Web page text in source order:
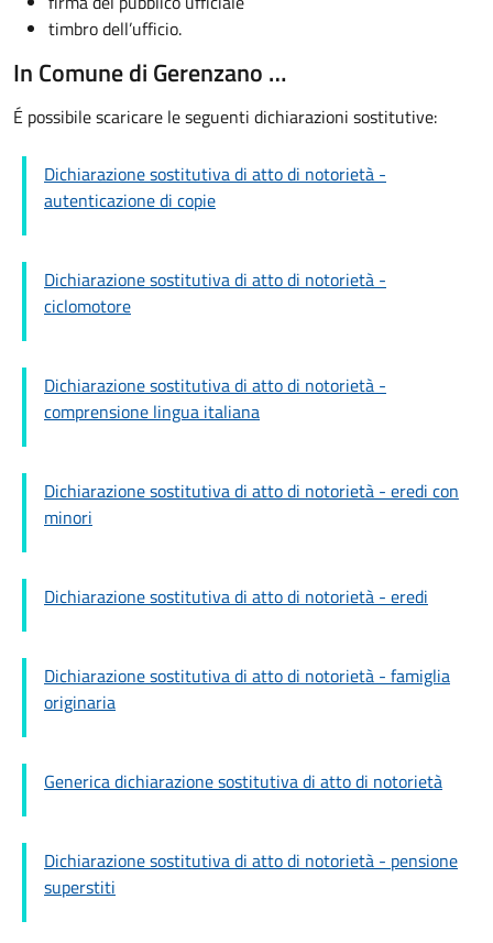
timbro dell’ufficio.
In Comune di Gerenzano …
É possibile scaricare le seguenti dichiarazioni sostitutive:
Dichiarazione sostitutiva di atto di notorietà -
autenticazione di copie
Dichiarazione sostitutiva di atto di notorietà -
ciclomotore
Dichiarazione sostitutiva di atto di notorietà -
comprensione lingua italiana
Dichiarazione sostitutiva di atto di notorietà - eredi con
minori
Dichiarazione sostitutiva di atto di notorietà - eredi
Dichiarazione sostitutiva di atto di notorietà - famiglia
originaria
Generica dichiarazione sostitutiva di atto di notorietà
Dichiarazione sostitutiva di atto di notorietà - pensione
superstiti